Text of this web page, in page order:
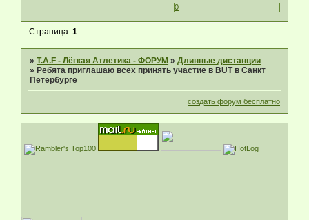
0
Страница:1
»T.A.F - Лёгкая Атлетика - ФОРУМ »Длинные дистанции
»Ребята приглашаю всех принять участие в BUT в Санкт
Петербурге
создать форум бесплатно